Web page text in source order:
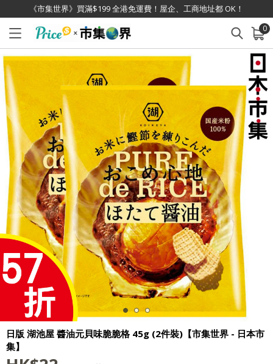
《市集世界》買滿$199 全港免運費！屋企、工商地址都 OK！
0
已加入購物車 查看
日版 湖池屋 醬油元貝味脆脆格 45g (2件裝)【市集世界 - 日本市
集】